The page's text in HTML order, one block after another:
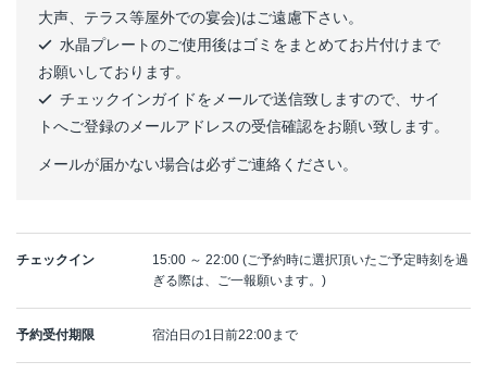
大声、テラス等屋外での宴会)はご遠慮下さい。
水晶プレートのご使用後はゴミをまとめてお片付けまで
お願いしております。
チェックインガイドをメールで送信致しますので、サイ
トへご登録のメールアドレスの受信確認をお願い致します。
メールが届かない場合は必ずご連絡ください。
チェックイン
15:00 ～ 22:00 (ご予約時に選択頂いたご予定時刻を過
ぎる際は、ご一報願います。)
予約受付期限 宿泊日の1日前22:00まで